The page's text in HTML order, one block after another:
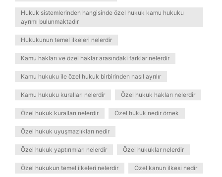
Hukuk sistemlerinden hangisinde özel hukuk kamu hukuku
ayrımı bulunmaktadır
Hukukunun temel ilkeleri nelerdir
Kamu hakları ve özel haklar arasındaki farklar nelerdir
Kamu hukuku ile özel hukuk birbirinden nasıl ayrılır
Kamu hukuku kuralları nelerdir Özel hukuk hakları nelerdir
Özel hukuk kuralları nelerdir Özel hukuk nedir örnek
Özel hukuk uyuşmazlıkları nedir
Özel hukuk yaptırımları nelerdir Özel hukuklar nelerdir
Özel hukukun temel ilkeleri nelerdir Özel kanun ilkesi nedir